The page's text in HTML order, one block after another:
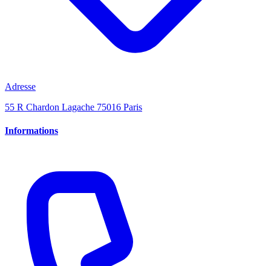
Adresse
55 R Chardon Lagache 75016 Paris
Informations